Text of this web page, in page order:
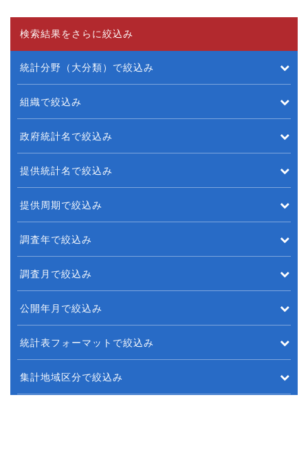
検索結果をさらに絞込み
統計分野（大分類）で絞込み
組織で絞込み
政府統計名で絞込み
提供統計名で絞込み
提供周期で絞込み
調査年で絞込み
調査月で絞込み
公開年月で絞込み
統計表フォーマットで絞込み
集計地域区分で絞込み